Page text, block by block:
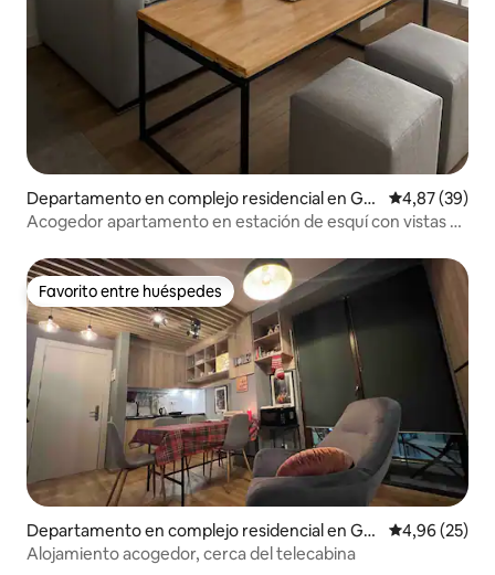
Departamento en complejo residencial en Gu
dauri
Calificación
4,87 (39)
Acogedor apartamento en estación de esquí con vistas a
Favorito entre huéspedes
Favorito entre huéspedes
Departamento en complejo residencial en Gu
dauri
Calificación
4,96 (25)
Alojamiento acogedor, cerca del telecabina